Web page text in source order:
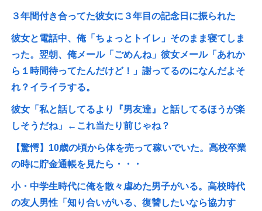
３年間付き合ってた彼女に３年目の記念日に振られた
彼女と電話中、俺「ちょっとトイレ」そのまま寝てしま
った。翌朝、俺メール「ごめんね」彼女メール「あれか
ら１時間待ってたんだけど！」謝ってるのになんだよそ
れ？イライラする。
彼女「私と話してるより『男友達』と話してるほうが楽
しそうだね」←これ当たり前じゃね？
【驚愕】10歳の頃から体を売って稼いでいた。高校卒業
の時に貯金通帳を見たら・・・
小・中学生時代に俺を散々虐めた男子がいる。高校時代
の友人男性「知り合いがいる、復讐したいなら協力す